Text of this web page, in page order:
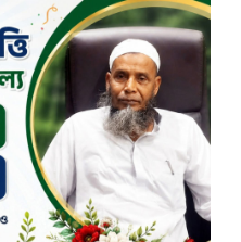
লাইসেন্স ইস্যু নিয়ে ফের
পাল, কক্সবাজারে
চেষ্টা!
বিভাগের সন্ধ্যাকালীন
ব্যাচকে বিদায় সংবর্ধনা
জিএসকে ক্যাম্পাসছাড়া করল